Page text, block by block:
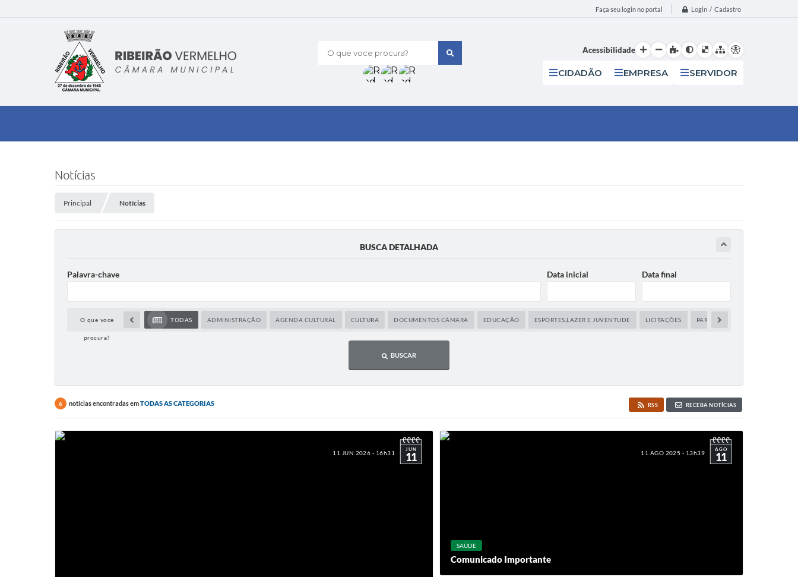
Faça seu login no portal Login / Cadastro
O que voce procura? Acessibilidade
CIDADÃO EMPRESA SERVIDOR
Notícias
Principal Notícias
BUSCA DETALHADA
Palavra-chave Data inicial Data final
O que voce
procura?
TODAS ADMINISTRAÇÃO AGENDA CULTURAL CULTURA DOCUMENTOS CÂMARA EDUCAÇÃO ESPORTES,LAZER E JUVENTUDE LICITAÇÕES PARCERIAS
BUSCAR
6 notícias encontradas emTODAS AS CATEGORIAS RSS RECEBA NOTÍCIAS
11 JUN 2026 - 16h31 JUN
11 11 AGO 2025 - 13h39 AGO
11
SAÚDE
Comunicado Importante